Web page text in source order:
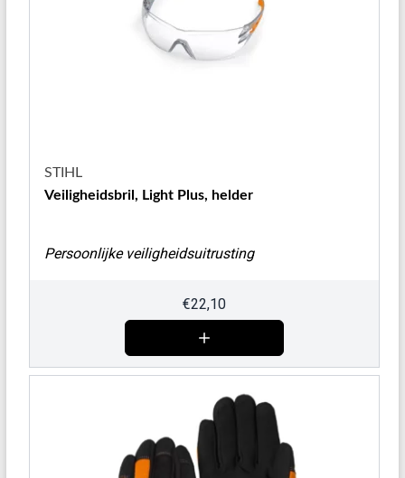
STIHL
Veiligheidsbril, Light Plus, helder
Persoonlijke veiligheidsuitrusting
€22,10